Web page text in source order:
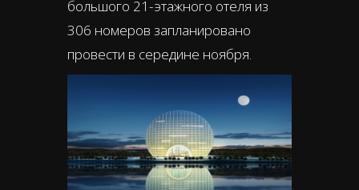
большого 21-этажного отеля из
306 номеров запланировано
провести в середине ноября.